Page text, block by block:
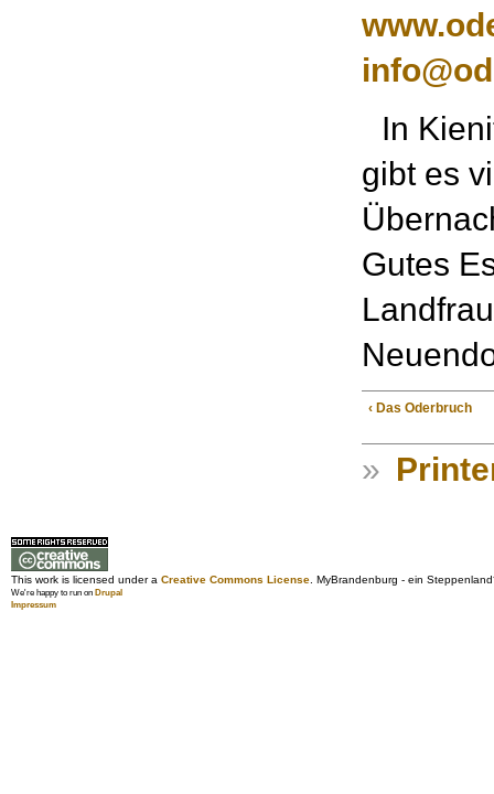
In
gibt es
Gutes
‹ Das Oderbruch
»
This work is licensed under a Creative Commons License. MyBrandenburg - ein
We're happy to run on Drupal
Impressum